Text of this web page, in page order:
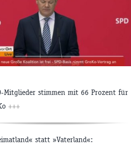
Mitglieder stimmen mit 66 Prozent für
+++
statt »Vaterland«: